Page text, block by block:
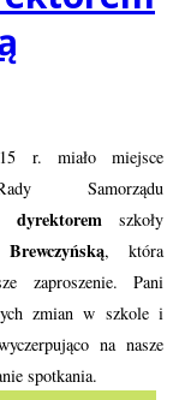
r. miało miejsce
Samorządu
dyrektorem szkoły
, która
zaproszenie. Pani
zmian w szkole i
na nasze
spotkania.